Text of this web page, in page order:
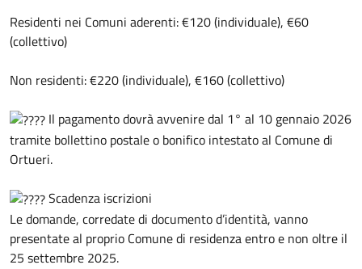
Residenti nei Comuni aderenti: €120 (individuale), €60
(collettivo)
Non residenti: €220 (individuale), €160 (collettivo)
Il pagamento dovrà avvenire dal 1° al 10 gennaio 2026
tramite bollettino postale o bonifico intestato al Comune di
Ortueri.
Scadenza iscrizioni
Le domande, corredate di documento d’identità, vanno
presentate al proprio Comune di residenza entro e non oltre il
25 settembre 2025.